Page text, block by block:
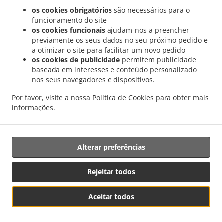
os cookies obrigatórios são necessários para o
funcionamento do site
os cookies funcionais ajudam-nos a preencher
previamente os seus dados no seu próximo pedido e
a otimizar o site para facilitar um novo pedido
os cookies de publicidade permitem publicidade
baseada em interesses e conteúdo personalizado
nos seus navegadores e dispositivos.
Por favor, visite a nossa Política de Cookies para obter mais
informações.
Aceitar todos
Rejeitar todos
Alterar preferências
Mondercange Limpach
. Portugais Comida Entrega Mondercange Ehlerange
Portugais Comida Entrega Mondercange
Portugais Comida Entrega Esch an der
Alzette Belval . Portugais Comida Entrega Esch an der Alzette . Portugais Comida
Entrega Messancy
. Portugais Comida Entrega Dippach Schouweiler
Comida Entrega Dippach Schuller . Portugais Comida Entrega Dippach . Portugais
Portugais Comida Entrega Herserange .
Entrega Mexy . Portugais Comida Entrega Bettange-sur-Mess .
Portugais Comida
Entrega Limpach
.
mar Entrega. Takeaway & Entregas
Distribuído por:
Letz2Go S.A.R.L.-s| info@letz2go.com | +34661617059